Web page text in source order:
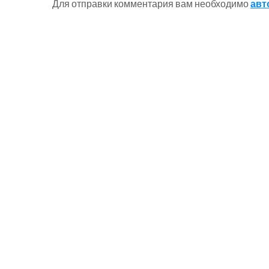
Для отправки комментария вам необходимо